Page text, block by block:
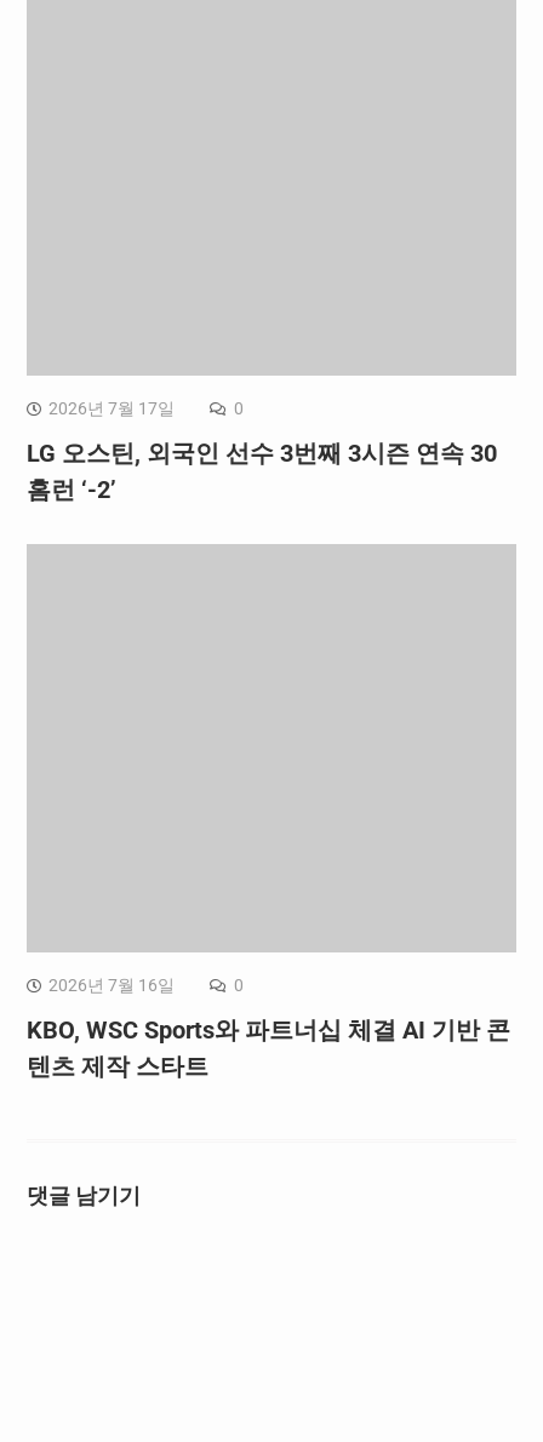
2026년 7월 17일 0
LG 오스틴, 외국인 선수 3번째 3시즌 연속 30
홈런 ‘-2’
2026년 7월 16일 0
KBO, WSC Sports와 파트너십 체결 AI 기반 콘
텐츠 제작 스타트
댓글 남기기